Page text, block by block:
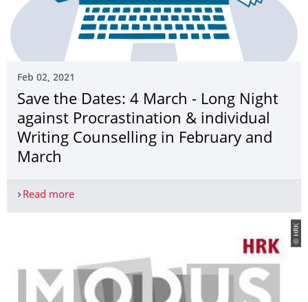
Feb 02, 2021
Save the Dates: 4 March - Long Night
against Procrastination & individual
Writing Counselling in February and
March
Read moreSave the Dates: 4 March - Long Night against
© HRK